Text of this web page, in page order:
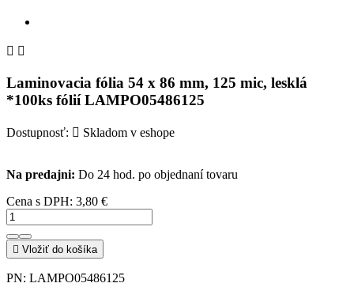
 
Laminovacia fólia 54 x 86 mm, 125 mic, lesklá
*100ks fólií LAMPO05486125
Dostupnosť:  Skladom v eshope
Na predajni: Do 24 hod. po objednaní tovaru
Cena s DPH: 3,80 €
 Vložiť do košíka
PN: LAMPO05486125